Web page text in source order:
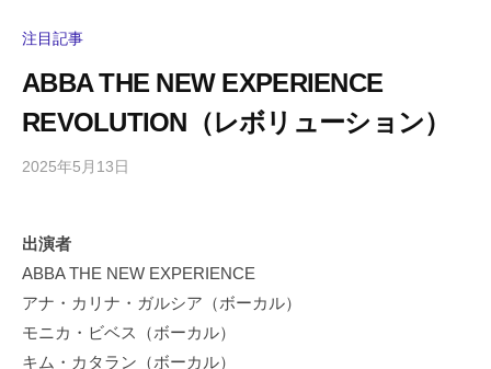
注目記事
ABBA THE NEW EXPERIENCE
REVOLUTION（レボリューション）
2025年5月13日
g
a
s
コ
メ
ン
出演者
ABBA THE NEW EXPERIENCE
アナ・カリナ・ガルシア（ボーカル）
モニカ・ビベス（ボーカル）
キム・カタラン（ボーカル）